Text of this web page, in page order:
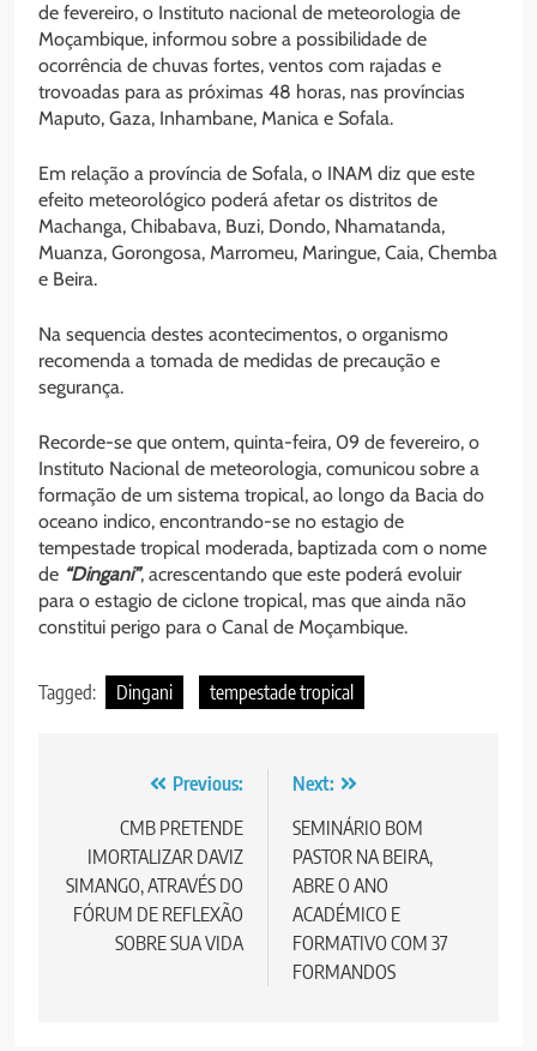
de fevereiro, o Instituto nacional de meteorologia de
Moçambique, informou sobre a possibilidade de
ocorrência de chuvas fortes, ventos com rajadas e
trovoadas para as próximas 48 horas, nas províncias
Maputo, Gaza, Inhambane, Manica e Sofala.
Em relação a província de Sofala, o INAM diz que este
efeito meteorológico poderá afetar os distritos de
Machanga, Chibabava, Buzi, Dondo, Nhamatanda,
Muanza, Gorongosa, Marromeu, Maringue, Caia, Chemba
e Beira.
Na sequencia destes acontecimentos, o organismo
recomenda a tomada de medidas de precaução e
segurança.
Recorde-se que ontem, quinta-feira, 09 de fevereiro, o
Instituto Nacional de meteorologia, comunicou sobre a
formação de um sistema tropical, ao longo da Bacia do
oceano indico, encontrando-se no estagio de
tempestade tropical moderada, baptizada com o nome
de “Dingani”, acrescentando que este poderá evoluir
para o estagio de ciclone tropical, mas que ainda não
constitui perigo para o Canal de Moçambique.
Tagged: Dingani tempestade tropical
navigation
Previous:
CMB PRETENDE
IMORTALIZAR DAVIZ
SIMANGO, ATRAVÉS DO
FÓRUM DE REFLEXÃO
SOBRE SUA VIDA
Next:
SEMINÁRIO BOM
PASTOR NA BEIRA,
ABRE O ANO
ACADÉMICO E
FORMATIVO COM 37
FORMANDOS